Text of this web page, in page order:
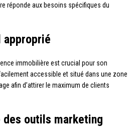
réponde aux besoins spécifiques du
approprié
immobilière est crucial pour son
accessible et situé dans une zone
afin d’attirer le maximum de clients
outils marketing